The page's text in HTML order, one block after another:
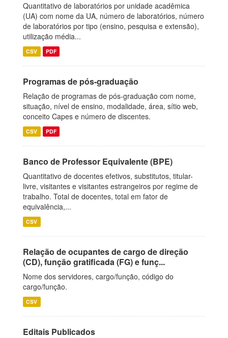
Quantitativo de laboratórios por unidade acadêmica
(UA) com nome da UA, número de laboratórios, número
de laboratórios por tipo (ensino, pesquisa e extensão),
utilização média...
CSV PDF
Programas de pós-graduação
Relação de programas de pós-graduação com nome,
situação, nível de ensino, modalidade, área, sítio web,
conceito Capes e número de discentes.
CSV PDF
Banco de Professor Equivalente (BPE)
Quantitativo de docentes efetivos, substitutos, titular-
livre, visitantes e visitantes estrangeiros por regime de
trabalho. Total de docentes, total em fator de
equivalência,...
CSV
Relação de ocupantes de cargo de direção
(CD), função gratificada (FG) e funç...
Nome dos servidores, cargo/função, código do
cargo/função.
CSV
Editais Publicados